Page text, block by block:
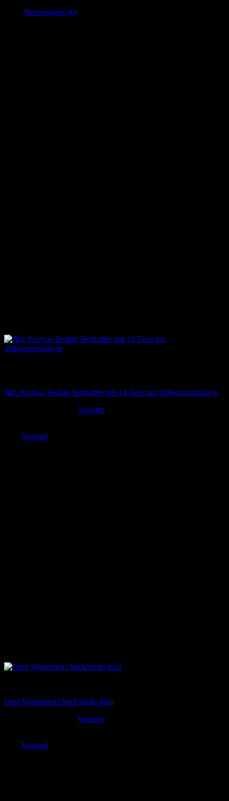
Rezensionen (0)
JBL ProAua Testlab Testkoffer mit 13 Tests zur Süßwasseranalyse
Versand
Versand
Oase Wassertest QuickSticks 6in1
Versand
Versand